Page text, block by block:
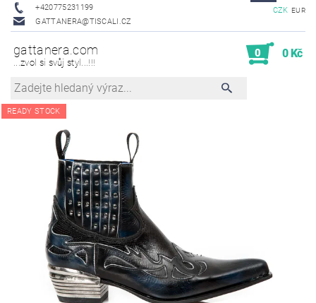
+420775231199
GATTANERA@TISCALI.CZ
CZK EUR
gattanera.com
...zvol si svůj styl...!!!
0 0 Kč
READY STOCK